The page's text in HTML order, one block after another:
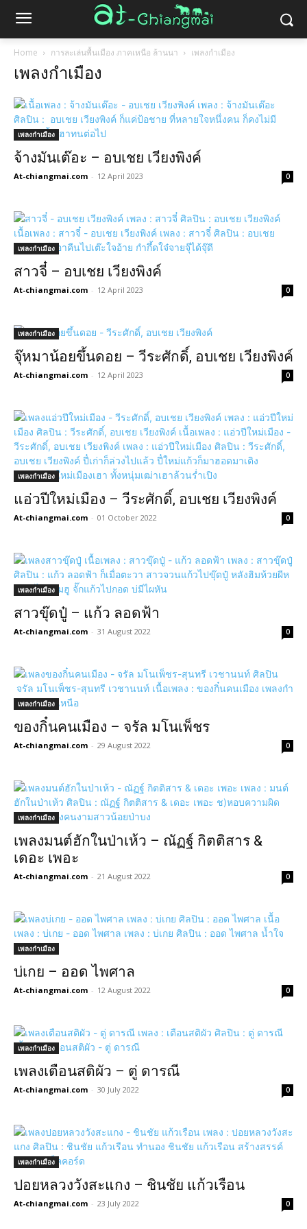
Home การละเล่นพื้นเมือง ภาคเหนือ ล้านนา เพลงกำเมือง
เพลงกำเมือง
เพลงกำเมือง
จ้างมันเต๊อะ – อบเชย เวียงพิงค์
At-chiangmai.com - 12 April 2023 0
เพลงกำเมือง
สาวจี๋ – อบเชย เวียงพิงค์
At-chiangmai.com - 12 April 2023 0
เพลงกำเมือง
จุ๊หมาน้อยขึ้นดอย – วีระศักดิ์, อบเชย เวียงพิงค์
At-chiangmai.com - 12 April 2023 0
เพลงกำเมือง
แอ่วปีใหม่เมือง – วีระศักดิ์, อบเชย เวียงพิงค์
At-chiangmai.com - 01 October 2022 0
เพลงกำเมือง
สาวขุ๊ดปู๋ – แก้ว ลอดฟ้า
At-chiangmai.com - 31 August 2022 0
เพลงกำเมือง
ของกิ๋นคนเมือง – จรัล มโนเพ็ชร
At-chiangmai.com - 29 August 2022 0
เพลงกำเมือง
เพลงมนต์​ฮัก​ใน​ป่า​เ​ห้ว – ณัฏฐ์​ กิตติ​สาร ​&
เดอะ เพอะ
At-chiangmai.com - 21 August 2022 0
เพลงกำเมือง
บ่เกย – ออด ไพศาล
At-chiangmai.com - 12 August 2022 0
เพลงกำเมือง
เพลงเตือนสติผัว – ตู่ ดารณี
At-chiangmai.com - 30 July 2022 0
เพลงกำเมือง
ปอยหลวงวังสะแกง – ชินชัย แก้วเรือน
At-chiangmai.com - 23 July 2022 0